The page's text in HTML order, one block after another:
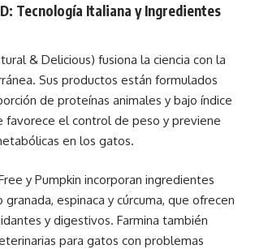
Tecnología Italiana y Ingredientes
& Delicious) fusiona la ciencia con la
Sus productos están formulados
de proteínas animales y bajo índice
favorece el control de peso y previene
en los gatos.
y Pumpkin incorporan ingredientes
granada, espinaca y cúrcuma, que ofrecen
y digestivos. Farmina también
para gatos con problemas